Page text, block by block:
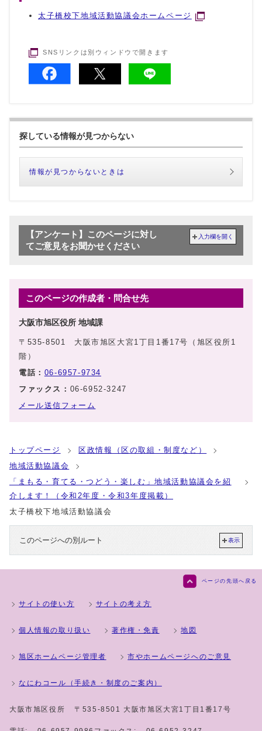
太子橋校下地域活動協議会ホームページ
SNSリンクは別ウィンドウで開きます
探している情報が見つからない
情報が見つからないときは
【アンケート】このページに対し
てご意見をお聞かせください
入力欄を開く
このページの作成者・問合せ先
大阪市旭区役所 地域課
〒535-8501 大阪市旭区大宮1丁目1番17号（旭区役所1
階）
電話： 06-6957-9734
ファックス： 06-6952-3247
メール送信フォーム
トップページ
区政情報（区の取組・制度など）
地域活動協議会
「まもる・育てる・つどう・楽しむ」地域活動協議会を紹
介します！（令和2年度・令和3年度掲載）
太子橋校下地域活動協議会
このページへの別ルート 表示
ページの先頭へ戻る
サイトの使い方 サイトの考え方
個人情報の取り扱い 著作権・免責 地図
旭区ホームページ管理者 市やホームページへのご意見
なにわコール（手続き・制度のご案内）
大阪市旭区役所 〒535-8501 大阪市旭区大宮1丁目1番17号